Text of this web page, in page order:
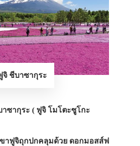
จิ ชีบาซากุระ
าซากุระ ( ฟูจิ โมโตะซูโกะ
ขาฟูจิถุกปกคลุมด้วย ดอกมอสส์ฟ